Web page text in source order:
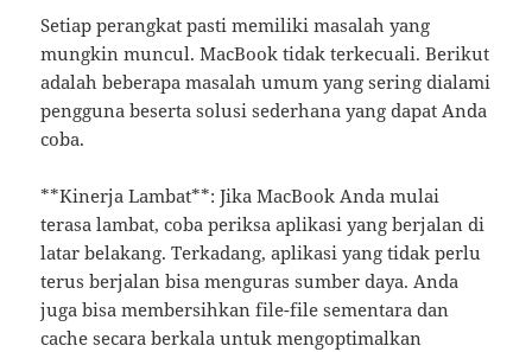
Setiap perangkat pasti memiliki masalah yang
mungkin muncul. MacBook tidak terkecuali. Berikut
adalah beberapa masalah umum yang sering dialami
pengguna beserta solusi sederhana yang dapat Anda
coba.
**Kinerja Lambat**: Jika MacBook Anda mulai
terasa lambat, coba periksa aplikasi yang berjalan di
latar belakang. Terkadang, aplikasi yang tidak perlu
terus berjalan bisa menguras sumber daya. Anda
juga bisa membersihkan file-file sementara dan
cache secara berkala untuk mengoptimalkan